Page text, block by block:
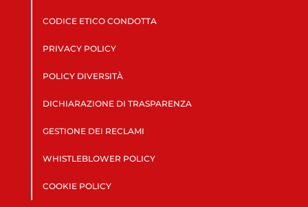
CODICE ETICO CONDOTTA
PRIVACY POLICY
POLICY DIVERSITÀ
DICHIARAZIONE DI TRASPARENZA
GESTIONE DEI RECLAMI
WHISTLEBLOWER POLICY
COOKIE POLICY